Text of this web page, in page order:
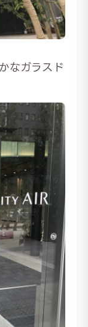
なガラスド